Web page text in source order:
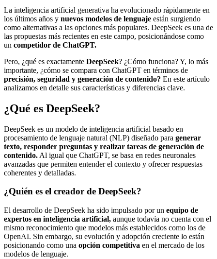
La inteligencia artificial generativa ha evolucionado rápidamente en
los últimos años y nuevos modelos de lenguaje están surgiendo
como alternativas a las opciones más populares. DeepSeek es una de
las propuestas más recientes en este campo, posicionándose como
un competidor de ChatGPT.
Pero, ¿qué es exactamente DeepSeek? ¿Cómo funciona? Y, lo más
importante, ¿cómo se compara con ChatGPT en términos de
precisión, seguridad y generación de contenido? En este artículo
analizamos en detalle sus características y diferencias clave.
¿Qué es DeepSeek?
DeepSeek es un modelo de inteligencia artificial basado en
procesamiento de lenguaje natural (NLP) diseñado para generar
texto, responder preguntas y realizar tareas de generación de
contenido. Al igual que ChatGPT, se basa en redes neuronales
avanzadas que permiten entender el contexto y ofrecer respuestas
coherentes y detalladas.
¿Quién es el creador de DeepSeek?
El desarrollo de DeepSeek ha sido impulsado por un equipo de
expertos en inteligencia artificial, aunque todavía no cuenta con el
mismo reconocimiento que modelos más establecidos como los de
OpenAI. Sin embargo, su evolución y adopción creciente lo están
posicionando como una opción competitiva en el mercado de los
modelos de lenguaje.